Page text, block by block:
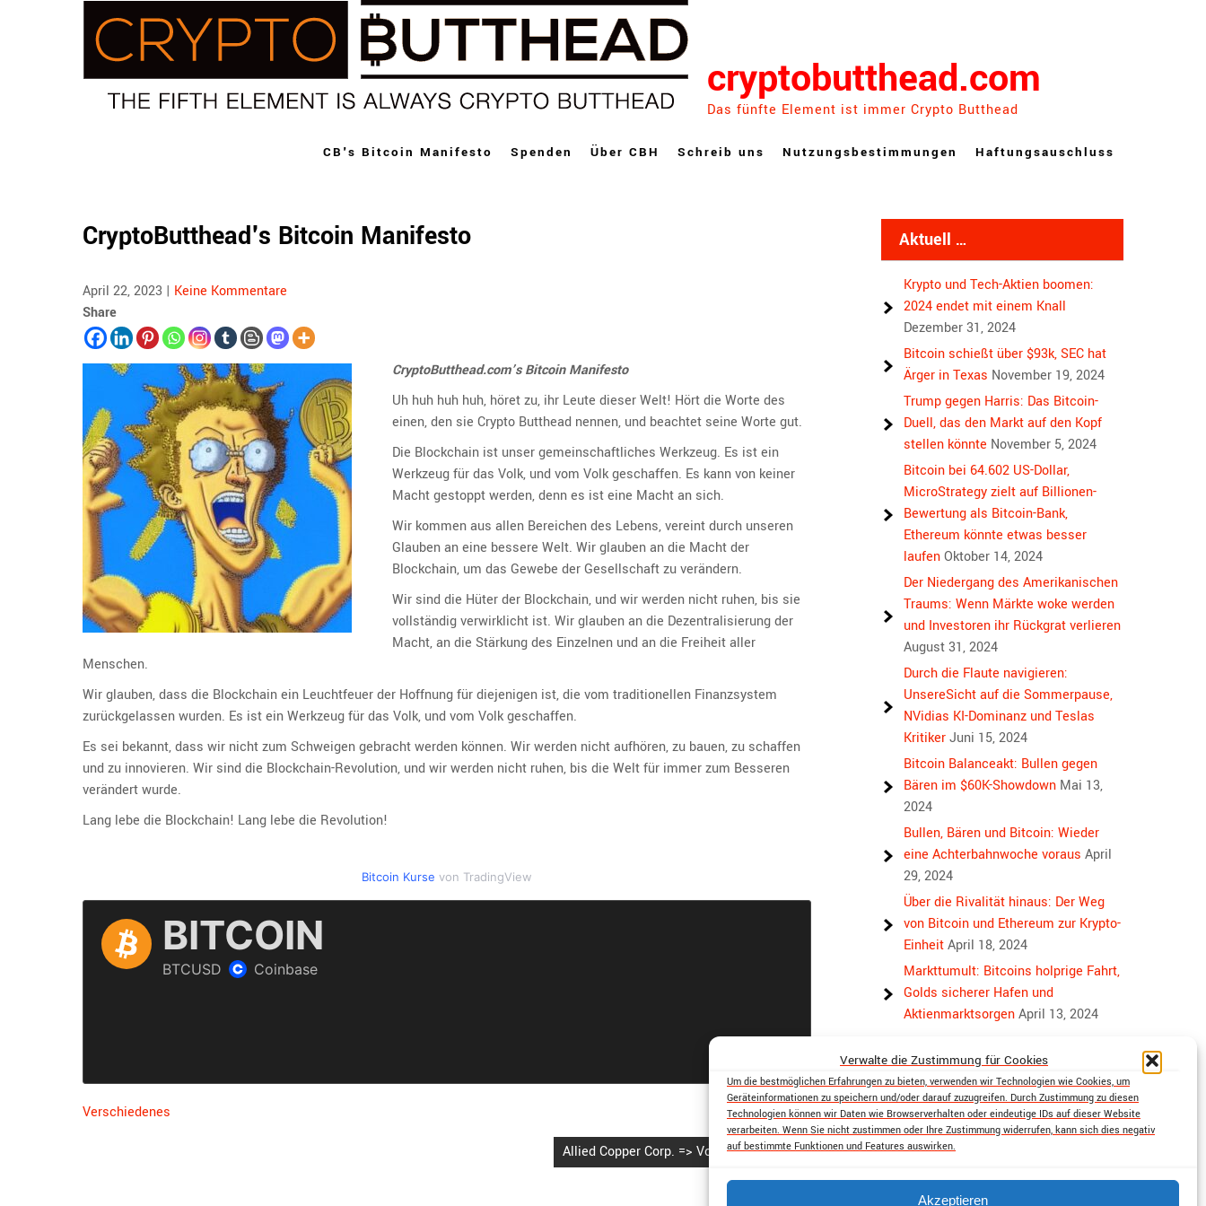
Verwalte die Zustimmung für Cookies
Um die bestmöglichen Erfahrungen zu bieten, verwenden wir Technologien wie Cookies, um
Geräteinformationen zu speichern und/oder darauf zuzugreifen. Durch Zustimmung zu diesen
Technologien können wir Daten wie Browserverhalten oder eindeutige IDs auf dieser Website
verarbeiten. Wenn Sie nicht zustimmen oder Ihre Zustimmung widerrufen, kann sich dies negativ
auf bestimmte Funktionen und Features auswirken.
Akzeptieren
cryptobutthead.com
Das fünfte Element ist immer Crypto Butthead
CB's Bitcoin Manifesto Spenden Über CBH Schreib uns Nutzungsbestimmungen Haftungsauschluss
CryptoButthead's Bitcoin Manifesto
April 22, 2023 | Keine Kommentare
Share
CryptoButthead.com’s Bitcoin Manifesto
Uh huh huh huh, höret zu, ihr Leute dieser Welt! Hört die Worte des
einen, den sie Crypto Butthead nennen, und beachtet seine Worte gut.
Die Blockchain ist unser gemeinschaftliches Werkzeug. Es ist ein
Werkzeug für das Volk, und vom Volk geschaffen. Es kann von keiner
Macht gestoppt werden, denn es ist eine Macht an sich.
Wir kommen aus allen Bereichen des Lebens, vereint durch unseren
Glauben an eine bessere Welt. Wir glauben an die Macht der
Blockchain, um das Gewebe der Gesellschaft zu verändern.
Wir sind die Hüter der Blockchain, und wir werden nicht ruhen, bis sie
vollständig verwirklicht ist. Wir glauben an die Dezentralisierung der
Macht, an die Stärkung des Einzelnen und an die Freiheit aller
Menschen.
Wir glauben, dass die Blockchain ein Leuchtfeuer der Hoffnung für diejenigen ist, die vom traditionellen Finanzsystem
zurückgelassen wurden. Es ist ein Werkzeug für das Volk, und vom Volk geschaffen.
Es sei bekannt, dass wir nicht zum Schweigen gebracht werden können. Wir werden nicht aufhören, zu bauen, zu schaffen
und zu innovieren. Wir sind die Blockchain-Revolution, und wir werden nicht ruhen, bis die Welt für immer zum Besseren
verändert wurde.
Lang lebe die Blockchain! Lang lebe die Revolution!
Bitcoin Kurse von TradingView
Verschiedenes
Allied Copper Corp. => Volt Lithium Corp.
Aktuell …
Krypto und Tech-Aktien boomen:
2024 endet mit einem Knall
Dezember 31, 2024
Bitcoin schießt über $93k, SEC hat
Ärger in Texas November 19, 2024
Trump gegen Harris: Das Bitcoin-
Duell, das den Markt auf den Kopf
stellen könnte November 5, 2024
Bitcoin bei 64.602 US-Dollar,
MicroStrategy zielt auf Billionen-
Bewertung als Bitcoin-Bank,
Ethereum könnte etwas besser
laufenOktober 14, 2024
Der Niedergang des Amerikanischen
Traums: Wenn Märkte woke werden
und Investoren ihr Rückgrat verlieren
August 31, 2024
Durch die Flaute navigieren:
UnsereSicht auf die Sommerpause,
NVidias KI-Dominanz und Teslas
KritikerJuni 15, 2024
Bitcoin Balanceakt: Bullen gegen
Bären im $60K-Showdown Mai 13,
2024
Bullen, Bären und Bitcoin: Wieder
eine Achterbahnwoche voraus April
29, 2024
Über die Rivalität hinaus: Der Weg
von Bitcoin und Ethereum zur Krypto-
EinheitApril 18, 2024
Markttumult: Bitcoins holprige Fahrt,
Golds sicherer Hafen und
AktienmarktsorgenApril 13, 2024